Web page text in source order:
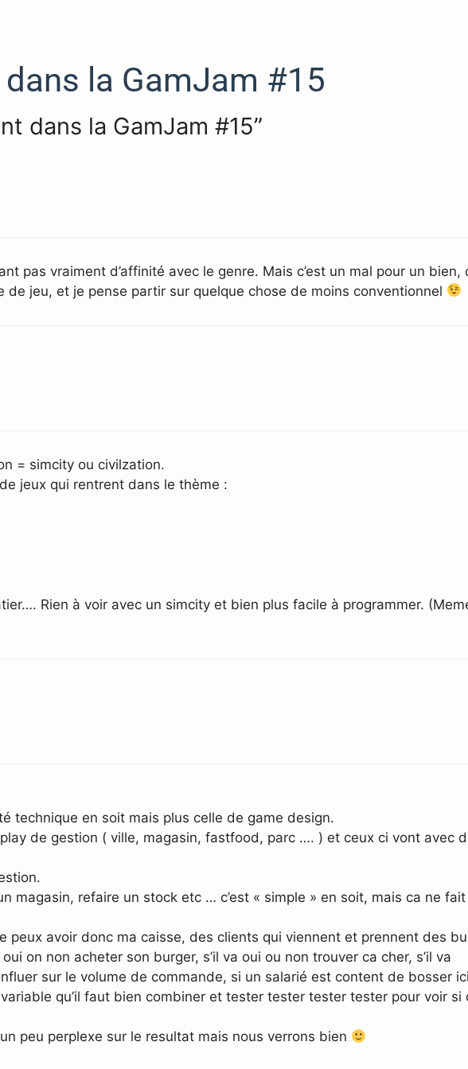
la GamJam #15
dans la GamJam #15”
pas vraiment d’affinité avec le genre. Mais c’est un mal pour un bien,
jeu, et je pense partir sur quelque chose de moins conventionnel
= simcity ou civilzation.
jeux qui rentrent dans le thème :
Rien à voir avec un simcity et bien plus facile à programmer.
technique en soit mais plus celle de game design.
de gestion ( ville, magasin, fastfood, parc …. ) et ceux ci vont avec
magasin, refaire un stock etc … c’est « simple » en soit, mais ca ne fait
peux avoir donc ma caisse, des clients qui viennent et prennent des
on non acheter son burger, s’il va oui ou non trouver ca cher, s’il va
sur le volume de commande, si un salarié est content de bosser
qu’il faut bien combiner et tester tester tester tester pour voir si
peu perplexe sur le resultat mais nous verrons bien